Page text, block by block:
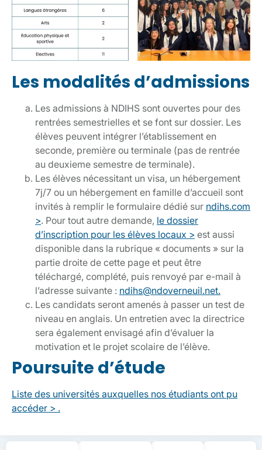
Les modalités d’admissions
Les admissions à NDIHS sont ouvertes pour des
rentrées semestrielles et se font sur dossier. Les
élèves peuvent intégrer l’établissement en
seconde, première ou terminale (pas de rentrée
au deuxieme semestre de terminale).
Les élèves nécessitant un visa, un hébergement
7j/7 ou un hébergement en famille d’accueil sont
invités à remplir le formulaire dédié sur ndihs.com
>. Pour tout autre demande, le dossier
d’inscription pour les élèves locaux > est aussi
disponible dans la rubrique « documents » sur la
partie droite de cette page et peut être
téléchargé, complété, puis renvoyé par e-mail à
l’adresse suivante : ndihs@ndoverneuil.net.
Les candidats seront amenés à passer un test de
niveau en anglais. Un entretien avec la directrice
sera également envisagé afin d’évaluer la
motivation et le projet scolaire de l’élève.
Poursuite d’étude
Liste des universités auxquelles nos étudiants ont pu
accéder > .